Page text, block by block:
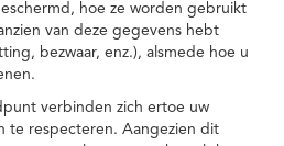
hoe ze worden gebruikt
van deze gegevens hebt
bezwaar, enz.), alsmede hoe u
verbinden zich ertoe uw
te respecteren. Aangezien dit